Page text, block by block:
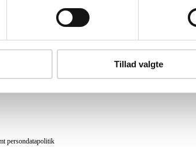
Tillad valgte
persondatapolitik